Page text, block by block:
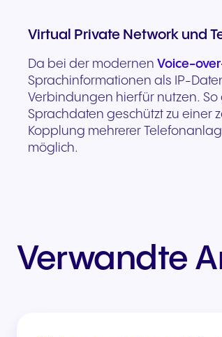
herausragende
exzellenten Service.
für
Virtual Private Network und
Da bei der modernen Voice-
Sprachinformationen als IP-
Verbindungen hierfür nutzen.
Sprachdaten geschützt zu einer
Kopplung mehrerer
möglich.
Verwandte